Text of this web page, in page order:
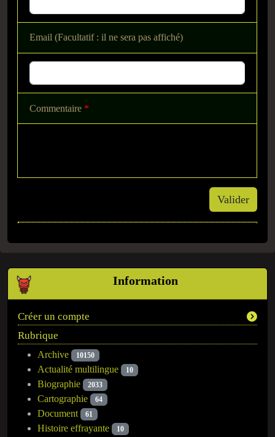
Information
Créer un compte
Rubrique
Archive 10150
Actualité multilingue 10
Biographie 2033
Cartographie 64
Document 61
Histoire effrayante 10
Email (Facultatif : il ne sera pas affiché)
Commentaire *
Valider